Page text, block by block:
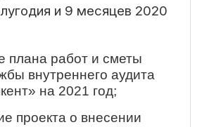
и 9 месяцев 2020
плана работ и сметы
внутреннего аудита
на 2021 год;
проекта о внесении